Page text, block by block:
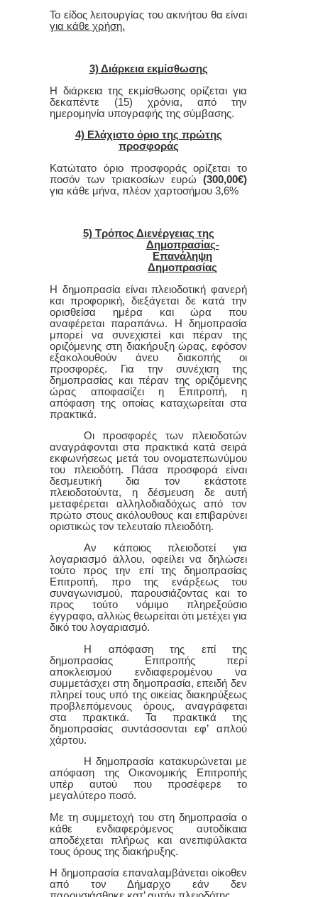
Το είδος λειτουργίας του ακινήτου θα είναι
για κάθε χρήση.
3) Διάρκεια εκμίσθωσης
Η διάρκεια της εκμίσθωσης ορίζεται για
δεκαπέντε (15) χρόνια, από την
ημερομηνία υπογραφής της σύμβασης.
4) Ελάχιστο όριο της πρώτης
προσφοράς
Κατώτατο όριο προσφοράς ορίζεται το
ποσόν των τριακοσίων ευρώ (300,00€)
για κάθε μήνα, πλέον χαρτοσήμου 3,6%
5) Τρόπος Διενέργειας της
Δημοπρασίας-
Επανάληψη
Δημοπρασίας
Η δημοπρασία είναι πλειοδοτική φανερή
και προφορική, διεξάγεται δε κατά την
ορισθείσα ημέρα και ώρα που
αναφέρεται παραπάνω. Η δημοπρασία
μπορεί να συνεχιστεί και πέραν της
οριζόμενης στη διακήρυξη ώρας, εφόσον
εξακολουθούν άνευ διακοπής οι
προσφορές. Για την συνέχιση της
δημοπρασίας και πέραν της οριζόμενης
ώρας αποφασίζει η Επιτροπή, η
απόφαση της οποίας καταχωρείται στα
πρακτικά.
Οι προσφορές των πλειοδοτών
αναγράφονται στα πρακτικά κατά σειρά
εκφωνήσεως μετά του ονοματεπωνύμου
του πλειοδότη. Πάσα προσφορά είναι
δεσμευτική δια τον εκάστοτε
πλειοδοτούντα, η δέσμευση δε αυτή
μεταφέρεται αλληλοδιαδόχως από τον
πρώτο στους ακόλουθους και επιβαρύνει
οριστικώς τον τελευταίο πλειοδότη.
Αν κάποιος πλειοδοτεί για
λογαριασμό άλλου, οφείλει να δηλώσει
τούτο προς την επί της δημοπρασίας
Επιτροπή, προ της ενάρξεως του
συναγωνισμού, παρουσιάζοντας και το
προς τούτο νόμιμο πληρεξούσιο
έγγραφο, αλλιώς θεωρείται ότι μετέχει για
δικό του λογαριασμό.
Η απόφαση της επί της
δημοπρασίας
Επιτροπής περί
αποκλεισμού ενδιαφερομένου να
συμμετάσχει στη δημοπρασία, επειδή δεν
πληρεί τους υπό της οικείας διακηρύξεως
προβλεπόμενους όρους, αναγράφεται
στα πρακτικά. Τα πρακτικά της
δημοπρασίας συντάσσονται εφ’ απλού
χάρτου.
Η δημοπρασία κατακυρώνεται με
απόφαση της Οικονομικής Επιτροπής
υπέρ αυτού που προσέφερε το
μεγαλύτερο ποσό.
Με τη συμμετοχή του στη δημοπρασία ο
κάθε ενδιαφερόμενος αυτοδίκαια
αποδέχεται πλήρως και ανεπιφύλακτα
τους όρους της διακήρυξης.
Η δημοπρασία επαναλαμβάνεται οίκοθεν
από τον Δήμαρχο εάν δεν